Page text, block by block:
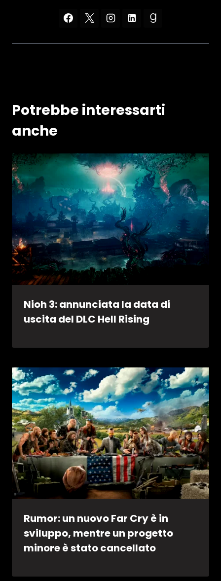
Potrebbe interessarti
anche
Nioh 3: annunciata la data di
uscita del DLC Hell Rising
Rumor: un nuovo Far Cry è in
sviluppo, mentre un progetto
minore è stato cancellato